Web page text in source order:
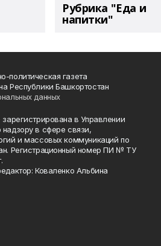
Рубрика "Еда и
напитки"
политическая газета
Республики Башкортостан
данных
в Управлении
в сфере связи,
и массовых коммуникаций по
Регистрационный номер ПИ № ТУ
Коваленко Альбина